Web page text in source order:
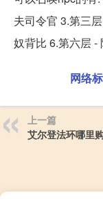
夫司令官 3.第三
奴背比 6.第六层 -
网络
上一篇
艾尔登法环哪里